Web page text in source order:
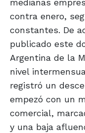
medianas
contra enero,
constantes. De
publicado este
Argentina de la
nivel
registró un
empezó con un
comercial,
y una baja